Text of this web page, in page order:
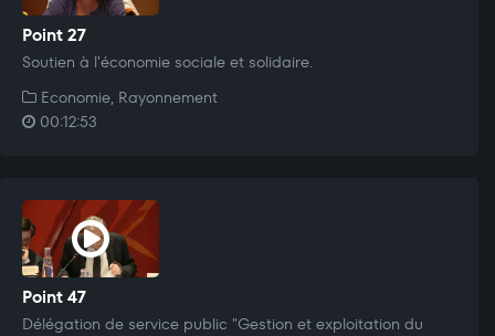
Point 27
Soutien à l'économie sociale et solidaire.
Economie, Rayonnement
00:12:53
Point 47
Délégation de service public "Gestion et exploitation du